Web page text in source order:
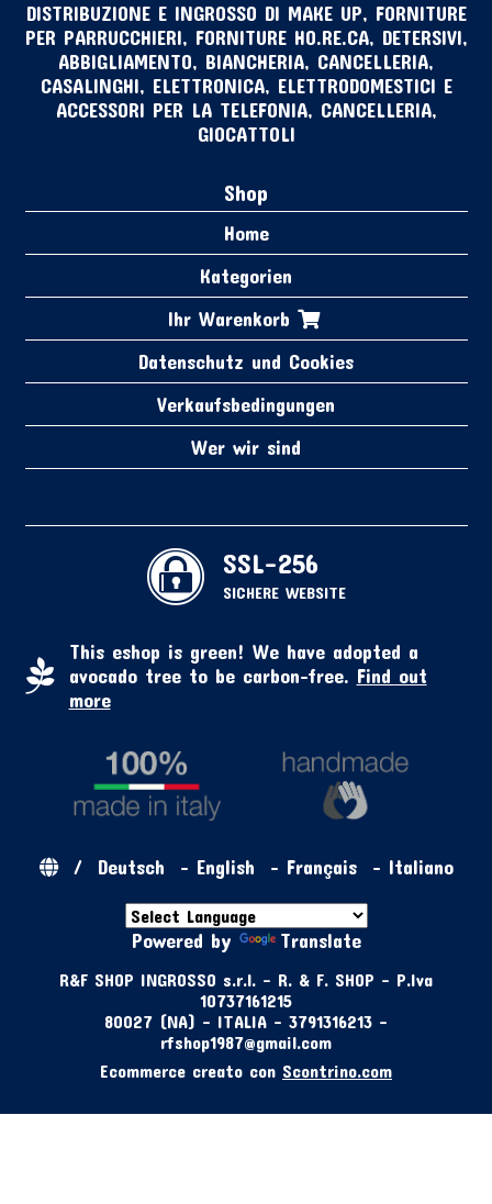
DISTRIBUZIONE E INGROSSO DI MAKE UP, FORNITURE
PER PARRUCCHIERI, FORNITURE HO.RE.CA, DETERSIVI,
ABBIGLIAMENTO, BIANCHERIA, CANCELLERIA,
CASALINGHI, ELETTRONICA, ELETTRODOMESTICI E
ACCESSORI PER LA TELEFONIA, CANCELLERIA,
GIOCATTOLI
Shop
Home
Kategorien
Ihr Warenkorb
Datenschutz und Cookies
Verkaufsbedingungen
Wer wir sind
SSL-256
SICHERE WEBSITE
This eshop is green! We have adopted a
avocado tree to be carbon-free. Find out
more
/ Deutsch - English - Français- Italiano
Powered by Translate
R&F SHOP INGROSSO s.r.l. - R. & F. SHOP - P.Iva
10737161215
80027 (NA) - ITALIA - 3791316213 -
rfshop1987@gmail.com
Ecommerce creato con Scontrino.com